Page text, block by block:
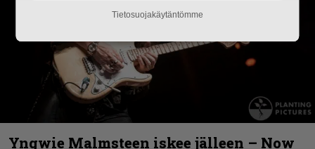
Yngwie Malmsteen iskee jälleen – Now
Tietosuojakäytäntömme